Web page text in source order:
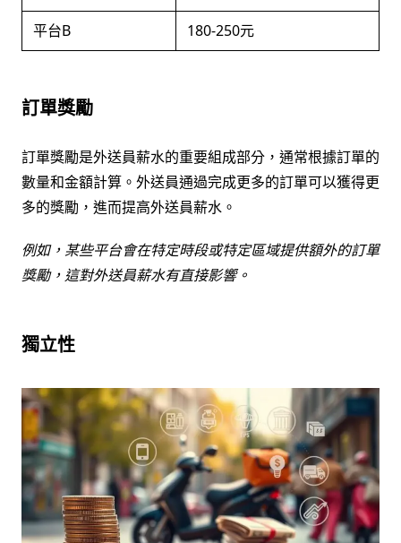
平台B
180-250元
訂單獎勵
訂單獎勵是外送員薪水的重要組成部分，通常根據訂單的
數量和金額計算。外送員通過完成更多的訂單可以獲得更
多的獎勵，進而提高外送員薪水。
例如，某些平台會在特定時段或特定區域提供額外的訂單
獎勵，這對外送員薪水有直接影響。
獨立性